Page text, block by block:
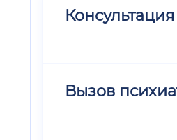
Вызов